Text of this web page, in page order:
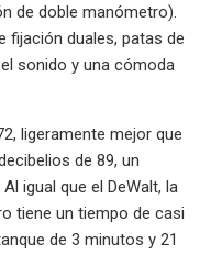
de doble manómetro).
fijación duales, patas de
sonido y una cómoda
ligeramente mejor que
de 89, un
igual que el DeWalt, la
tiene un tiempo de casi
de 3 minutos y 21